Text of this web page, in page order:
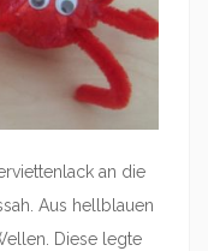
an die
Aus hellblauen
Diese legte